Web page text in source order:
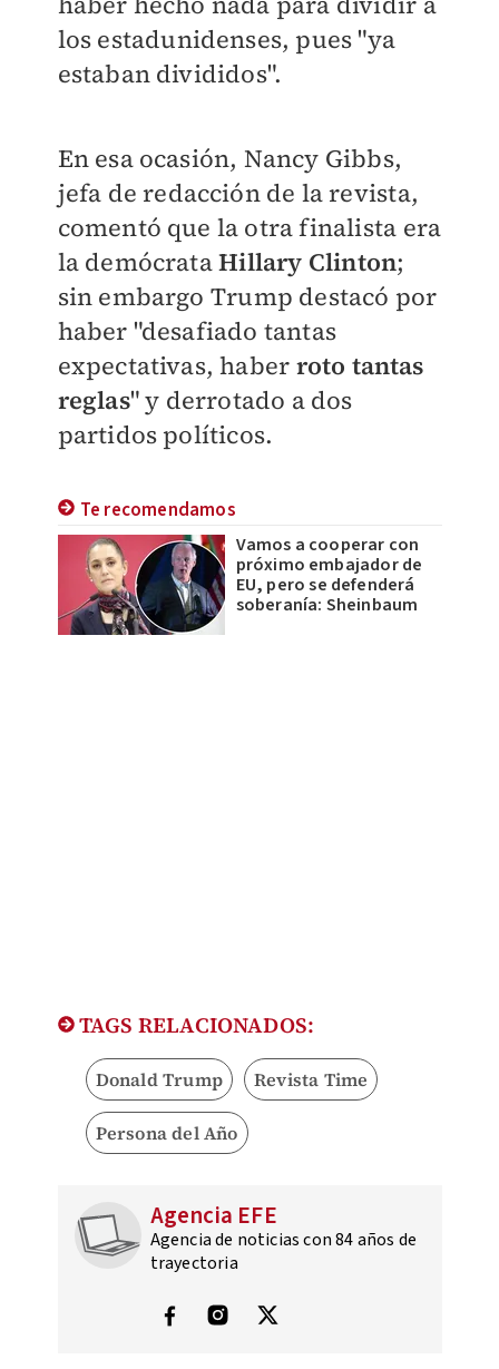
los estadunidenses, pues "ya
estaban divididos".
En esa ocasión, Nancy Gibbs,
jefa de redacción de la revista,
comentó que la otra finalista era
la demócrataHillary Clinton;
sin embargo Trump destacó por
haber "desafiado tantas
expectativas, haber roto tantas
reglas" y derrotado a dos
partidos políticos.
Te recomendamos
Vamos a cooperar con
próximo embajador de
EU, pero se defenderá
soberanía: Sheinbaum
TAGS RELACIONADOS:
Donald Trump Revista Time
Persona del Año
Agencia EFE
Agencia de noticias con 84 años de
trayectoria